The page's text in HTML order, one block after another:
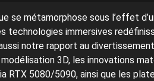
se métamorphose sous l’effet
technologies immersives
notre rapport au
3D, les innovations
RTX 5080/5090, ainsi que les